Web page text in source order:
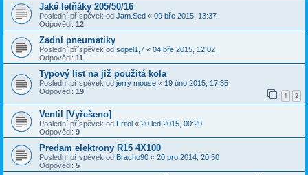
Jaké letňáky 205/50/16
Poslední příspěvek od Jam.Sed « 09 bře 2015, 13:37
Odpovědi: 12
Zadní pneumatiky
Poslední příspěvek od sopel1,7 « 04 bře 2015, 12:02
Odpovědi: 11
Typový list na již použitá kola
Poslední příspěvek od jerry mouse « 19 úno 2015, 17:35
Odpovědi: 19 1 2
Ventil [Vyřešeno]
Poslední příspěvek od Fritol « 20 led 2015, 00:29
Odpovědi: 9
Predam elektrony R15 4X100
Poslední příspěvek od Bracho90 « 20 pro 2014, 20:50
Odpovědi: 5